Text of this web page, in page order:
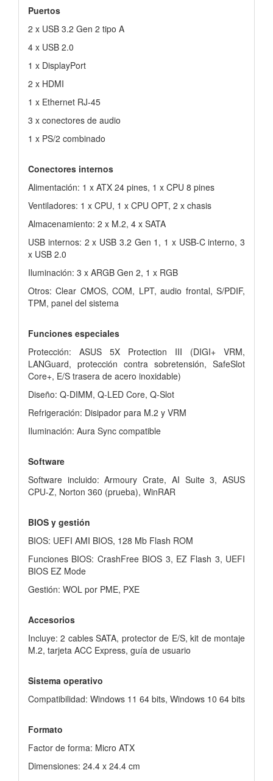
Puertos
2 x USB 3.2 Gen 2 tipo A
4 x USB 2.0
1 x DisplayPort
2 x HDMI
1 x Ethernet RJ-45
3 x conectores de audio
1 x PS/2 combinado
Conectores internos
Alimentación: 1 x ATX 24 pines, 1 x CPU 8 pines
Ventiladores: 1 x CPU, 1 x CPU OPT, 2 x chasis
Almacenamiento: 2 x M.2, 4 x SATA
USB internos: 2 x USB 3.2 Gen 1, 1 x USB-C interno, 3
x USB 2.0
Iluminación: 3 x ARGB Gen 2, 1 x RGB
Otros: Clear CMOS, COM, LPT, audio frontal, S/PDIF,
TPM, panel del sistema
Funciones especiales
Protección: ASUS 5X Protection III (DIGI+ VRM,
LANGuard, protección contra sobretensión, SafeSlot
Core+, E/S trasera de acero inoxidable)
Diseño: Q-DIMM, Q-LED Core, Q-Slot
Refrigeración: Disipador para M.2 y VRM
Iluminación: Aura Sync compatible
Software
Software incluido: Armoury Crate, AI Suite 3, ASUS
CPU-Z, Norton 360 (prueba), WinRAR
BIOS y gestión
BIOS: UEFI AMI BIOS, 128 Mb Flash ROM
Funciones BIOS: CrashFree BIOS 3, EZ Flash 3, UEFI
BIOS EZ Mode
Gestión: WOL por PME, PXE
Accesorios
Incluye: 2 cables SATA, protector de E/S, kit de montaje
M.2, tarjeta ACC Express, guía de usuario
Sistema operativo
Compatibilidad: Windows 11 64 bits, Windows 10 64 bits
Formato
Factor de forma: Micro ATX
Dimensiones: 24.4 x 24.4 cm